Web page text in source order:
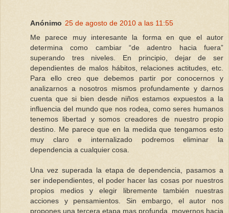
Anónimo 25 de agosto de 2010 a las 11:55
Me parece muy interesante la forma en que el autor
determina como cambiar “de adentro hacia fuera”
superando tres niveles. En principio, dejar de ser
dependientes de malos hábitos, relaciones actitudes, etc.
Para ello creo que debemos partir por conocernos y
analizarnos a nosotros mismos profundamente y darnos
cuenta que si bien desde niños estamos expuestos a la
influencia del mundo que nos rodea, como seres humanos
tenemos libertad y somos creadores de nuestro propio
destino. Me parece que en la medida que tengamos esto
muy claro e internalizado podremos eliminar la
dependencia a cualquier cosa.
Una vez superada la etapa de dependencia, pasamos a
ser independientes, el poder hacer las cosas por nuestros
propios medios y elegir libremente también nuestras
acciones y pensamientos. Sin embargo, el autor nos
propones una tercera etapa mas profunda, movernos hacia